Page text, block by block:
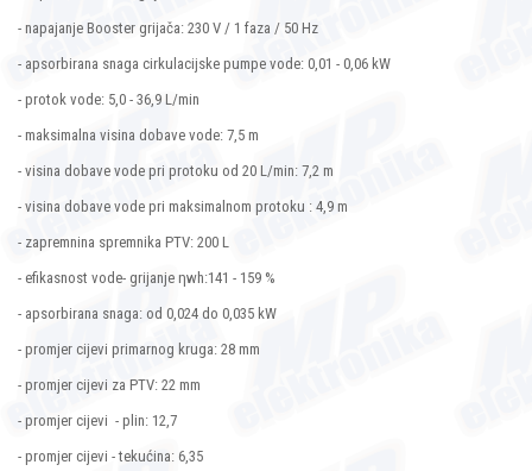
- napajanje Booster grijača: 230 V / 1 faza / 50 Hz
- apsorbirana snaga cirkulacijske pumpe vode: 0,01 - 0,06 kW
- protok vode: 5,0 - 36,9 L/min
- maksimalna visina dobave vode: 7,5 m
- visina dobave vode pri protoku od 20 L/min: 7,2 m
- visina dobave vode pri maksimalnom protoku : 4,9 m
- zapremnina spremnika PTV: 200 L
- efikasnost vode- grijanje ηwh:141 - 159 %
- apsorbirana snaga: od 0,024 do 0,035 kW
- promjer cijevi primarnog kruga: 28 mm
- promjer cijevi za PTV: 22 mm
- promjer cijevi - plin: 12,7
- promjer cijevi - tekućina: 6,35